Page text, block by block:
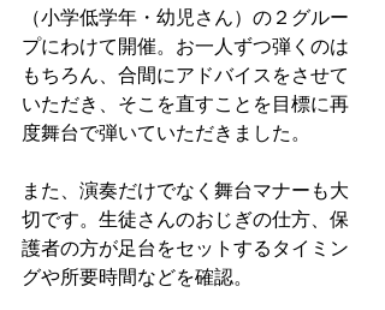
（小学低学年・幼児さん）の２グルー
プにわけて開催。お一人ずつ弾くのは
もちろん、合間にアドバイスをさせて
いただき、そこを直すことを目標に再
度舞台で弾いていただきました。
また、演奏だけでなく舞台マナーも大
切です。生徒さんのおじぎの仕方、保
護者の方が足台をセットするタイミン
グや所要時間などを確認。